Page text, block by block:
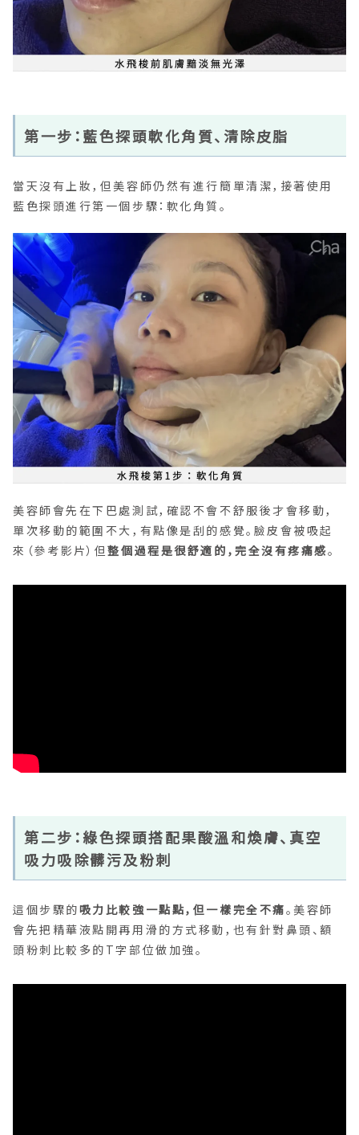
第一步：藍色探頭軟化角質、清除皮脂
當天沒有上妝，但美容師仍然有進行簡單清潔，接著使用
藍色探頭進行第一個步驟：軟化角質。
美容師會先在下巴處測試，確認不會不舒服後才會移動，
單次移動的範圍不大，有點像是刮的感覺。臉皮會被吸起
來（參考影片）但整個過程是很舒適的，完全沒有疼痛感。
第二步：綠色探頭搭配果酸溫和煥膚、真空
吸力吸除髒污及粉刺
這個步驟的吸力比較強一點點，但一樣完全不痛。美容師
會先把精華液點開再用滑的方式移動，也有針對鼻頭、額
頭粉刺比較多的T字部位做加強。